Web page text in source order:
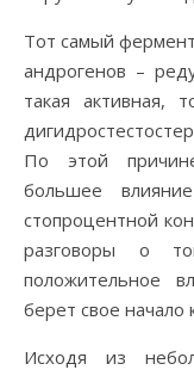
Тот самый
андрогенов –
такая активная,
По этой
большее
стопроцентной
разговоры о
положительное
берет свое начало
Исходя из